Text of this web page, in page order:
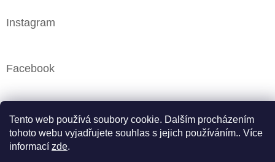
Tento web používá soubory cookie. Dalším procházením
tohoto webu vyjadřujete souhlas s jejich používáním.. Více
informací zde.
Instagram
Facebook
Vytvořil Shoptet